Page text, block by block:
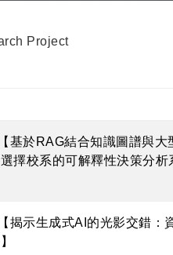
Project
畫名稱
基於RAG結合知識圖譜與大
擇校系的可解釋性決策分析
揭示生成式AI的光影交錯：